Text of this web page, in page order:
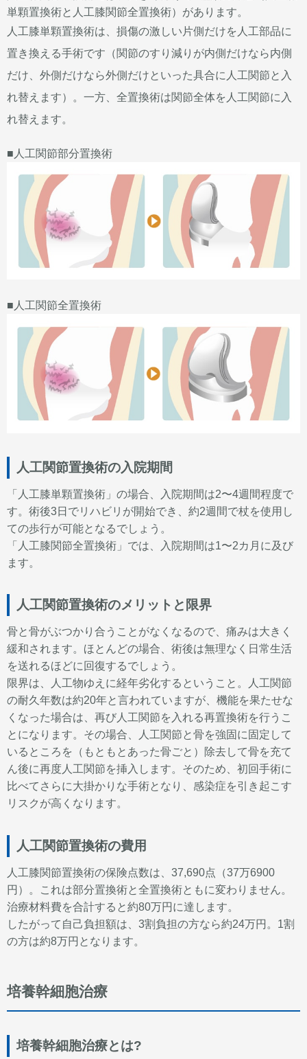
単顆置換術と人工膝関節全置換術）があります。
人工膝単顆置換術は、損傷の激しい片側だけを人工部品に
置き換える手術です（関節のすり減りが内側だけなら内側
だけ、外側だけなら外側だけといった具合に人工関節と入
れ替えます）。一方、全置換術は関節全体を人工関節に入
れ替えます。
■人工関節部分置換術
■人工関節全置換術
人工関節置換術の入院期間
「人工膝単顆置換術」の場合、入院期間は2〜4週間程度で
す。術後3日でリハビリが開始でき、約2週間で杖を使用し
ての歩行が可能となるでしょう。
「人工膝関節全置換術」では、入院期間は1〜2カ月に及び
ます。
人工関節置換術のメリットと限界
骨と骨がぶつかり合うことがなくなるので、痛みは大きく
緩和されます。ほとんどの場合、術後は無理なく日常生活
を送れるほどに回復するでしょう。
限界は、人工物ゆえに経年劣化するということ。人工関節
の耐久年数は約20年と言われていますが、機能を果たせな
くなった場合は、再び人工関節を入れる再置換術を行うこ
とになります。その場合、
人工関節と骨を強固に固定して
いるところを（もともとあった骨ごと）除去して骨を充て
ん後に再度人工関節を挿入します。そのため、初回手術に
比べてさらに大掛かりな手術となり、 感染症を引き起こす
リスクが高くなります。
人工関節置換術の費用
人工膝関節置換術の保険点数は、37,690点（37万6900
円）。これは部分置換術と全置換術ともに変わりません。
治療材料費を合計すると約80万円に達します。
したがって自己負担額は、3割負担の方なら約24万円。1割
の方は約8万円となります。
培養幹細胞治療
培養幹細胞治療とは?